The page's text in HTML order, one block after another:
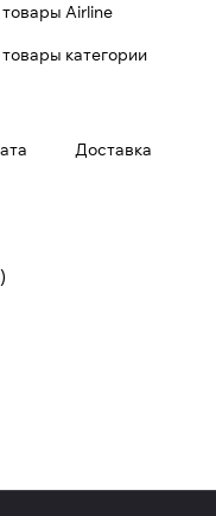
Airline
категории
Доставка